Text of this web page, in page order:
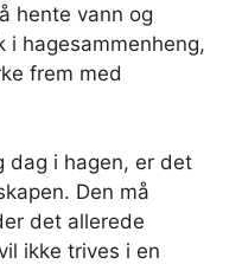
hente vann og
hagesammenheng,
frem med
dag i hagen, er det
Den må
det allerede
ikke trives i en